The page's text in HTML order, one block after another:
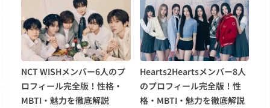
NCT WISHメンバー6人のプ
ロフィール完全版！性格・
MBTI・魅力を徹底解説
Hearts2Heartsメンバー8人
のプロフィール完全版！性
格・MBTI・魅力を徹底解説